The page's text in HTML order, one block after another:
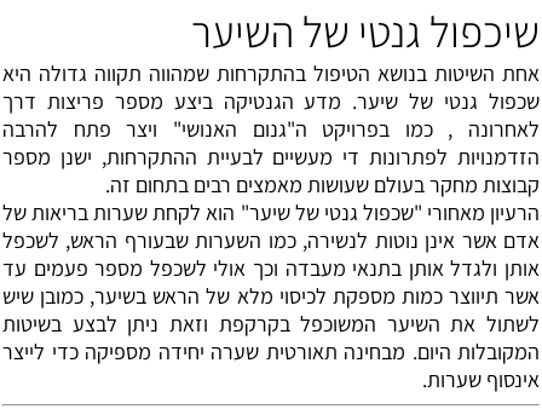
שיכפול גנטי של השיער
אחת השיטות בנושא הטיפול בהתקרחות שמהווה תקווה גדולה היא
שכפול גנטי של שיער. מדע הגנטיקה ביצע מספר פריצות דרך
לאחרונה , כמו בפרויקט ה"גנום האנושי" ויצר פתח להרבה
הזדמנויות לפתרונות די מעשיים לבעיית ההתקרחות, ישנן מספר
קבוצות מחקר בעולם שעושות מאמצים רבים בתחום זה.
הרעיון מאחורי "שכפול גנטי של שיער" הוא לקחת שערות בריאות של
אדם אשר אינן נוטות לנשירה, כמו השערות שבעורף הראש, לשכפל
אותן ולגדל אותן בתנאי מעבדה וכך אולי לשכפל מספר פעמים עד
אשר תיווצר כמות מספקת לכיסוי מלא של הראש בשיער, כמובן שיש
לשתול את השיער המשוכפל בקרקפת וזאת ניתן לבצע בשיטות
המקובלות היום. מבחינה תאורטית שערה יחידה מספיקה כדי לייצר
אינסוף שערות.